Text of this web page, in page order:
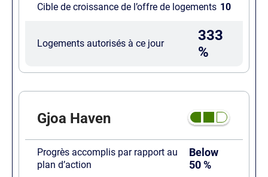
Cible de croissance de l’offre de logements 10
Logements autorisés à ce jour
333
%
Gjoa Haven
Progrès accomplis par rapport au
plan d’action
Below
50 %